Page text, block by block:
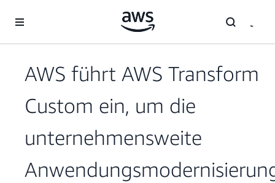
Überspringen zum Hauptinhalt
AWS führt AWS Transform
Custom ein, um die
unternehmensweite